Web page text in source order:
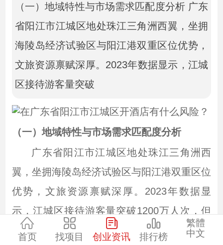
（一）地域特性与市场需求匹配度分析 广东
省阳江市江城区地处珠江三角洲西翼，坐拥
海陵岛经济试验区与阳江港双重区位优势，
文旅资源禀赋深厚。2023年数据显示，江城
区接待游客量突破
（一）地域特性与市场需求匹配度分析
广东省阳江市江城区地处珠江三角洲西
翼，坐拥海陵岛经济试验区与阳江港双重区位
优势，文旅资源禀赋深厚。2023年数据显
示，江城区接待游客量突破1200万人次，但
酒店行业供给结构呈现“哑铃型”特征：高端市
首页 找项目 创业资讯 排行榜
繁體
中文